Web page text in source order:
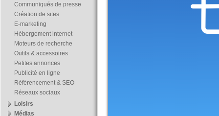
Communiqués de presse
Création de sites
E-marketing
Hébergement internet
Moteurs de recherche
Outils & accessoires
Petites annonces
Publicité en ligne
Référencement & SEO
Réseaux sociaux
Loisirs
Médias